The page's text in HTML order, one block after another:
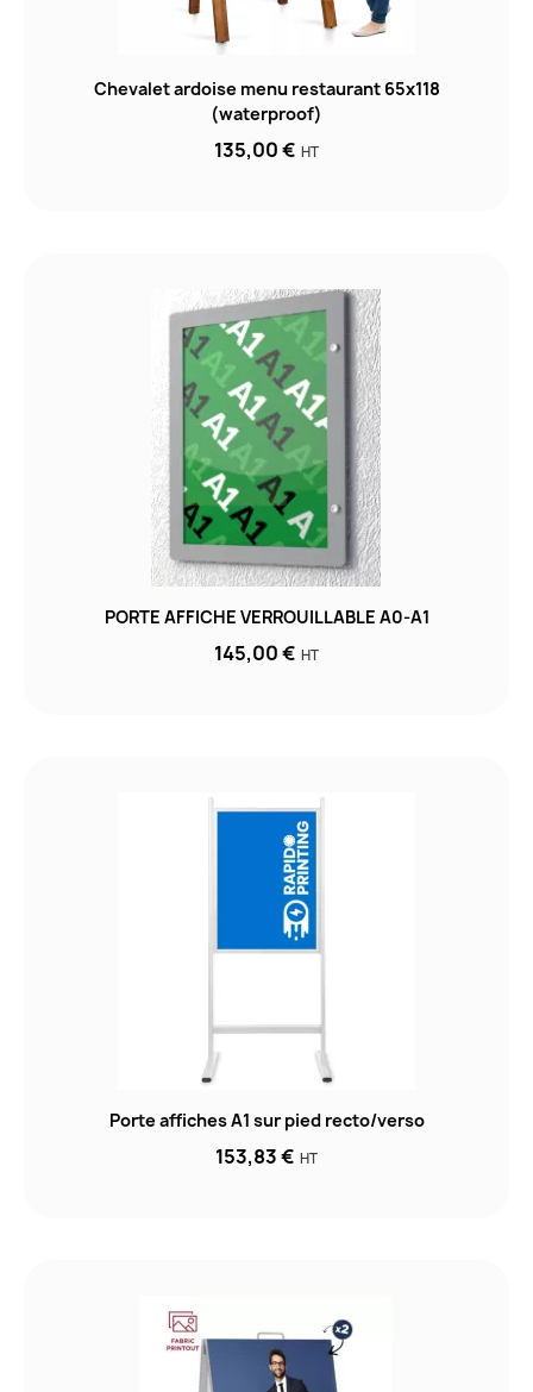
Chevalet ardoise menu restaurant 65x118
(waterproof)
135,00 € HT
PORTE AFFICHE VERROUILLABLE A0-A1
145,00 € HT
Porte affiches A1 sur pied recto/verso
153,83 € HT